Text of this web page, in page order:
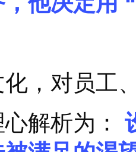
创造了
CEO时
滑到
务增长